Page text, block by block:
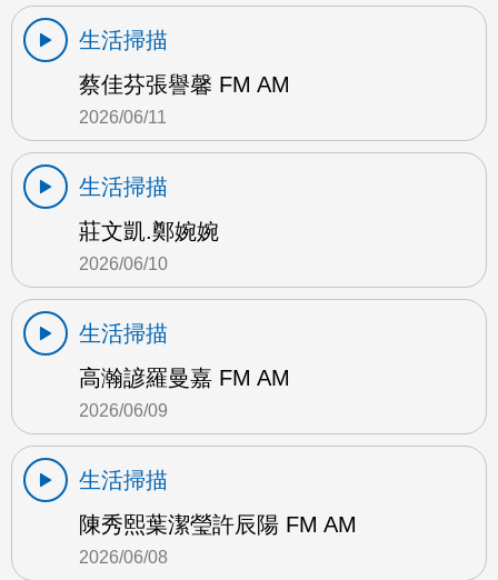
生活掃描
蔡佳芬張譽馨 FM AM
2026/06/11
生活掃描
莊文凱.鄭婉婉
2026/06/10
生活掃描
高瀚諺羅曼嘉 FM AM
2026/06/09
生活掃描
陳秀熙葉潔瑩許辰陽 FM AM
2026/06/08